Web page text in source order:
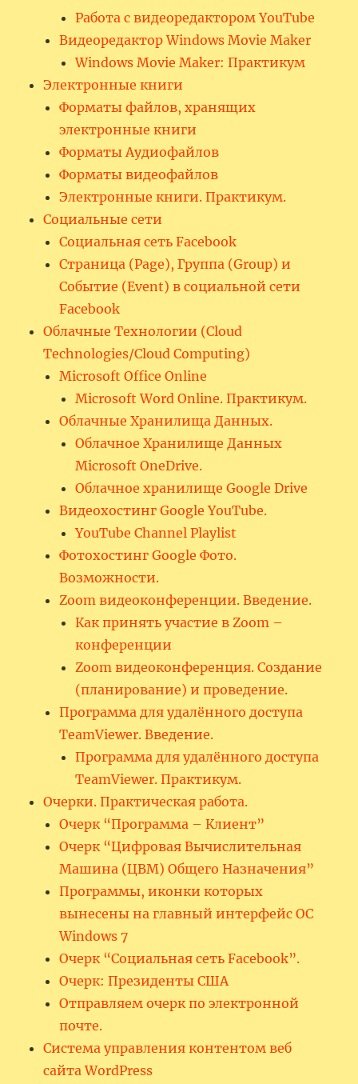
Работа с видеоредактором YouTube
Видеоредактор Windows Movie Maker
Windows Movie Maker: Практикум
Электронные книги
Форматы файлов, хранящих
электронные книги
Форматы Аудиофайлов
Форматы видеофайлов
Электронные книги. Практикум.
Социальные сети
Социальная сеть Facebook
Страница (Page), Группа (Group) и
Событие (Event) в социальной сети
Facebook
Облачные Технологии (Cloud
Technologies/Cloud Computing)
Microsoft Office Online
Microsoft Word Online. Практикум.
Облачные Хранилища Данных.
Облачное Хранилище Данных
Microsoft OneDrive.
Облачное хранилище Google Drive
Видеохостинг Google YouTube.
YouTube Channel Playlist
Фотохостинг Google Фото.
Возможности.
Zoom видеоконференции. Введение.
Как принять участие в Zoom –
конференции
Zoom видеоконференция. Создание
(планирование) и проведение.
Программа для удалённого доступа
TeamViewer. Введение.
Программа для удалённого доступа
TeamViewer. Практикум.
Очерки. Практическая работа.
Очерк “Программа – Клиент”
Очерк “Цифровая Вычислительная
Машина (ЦВМ) Общего Назначения”
Программы, иконки которых
вынесены на главный интерфейс ОС
Windows 7
Очерк “Социальная сеть Facebook”.
Очерк: Президенты США
Отправляем очерк по электронной
почте.
Система управления контентом веб
сайта WordPress